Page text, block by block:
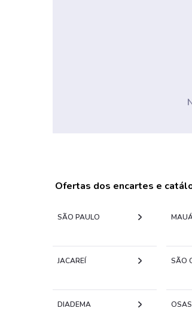
Ofertas dos encartes e
SÃO PAULO
JACAREÍ SÃO
DIADEMA